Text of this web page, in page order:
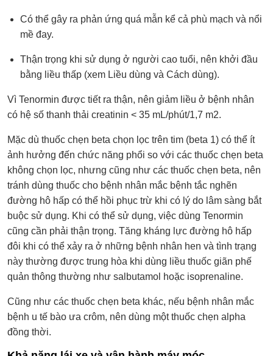
Có thể gây ra phản ứng quá mẫn kể cả phù mạch và nổi
mề đay.
Thận trọng khi sử dụng ở người cao tuổi, nên khởi đầu
bằng liều thấp (xem Liều dùng và Cách dùng).
Vì Tenormin được tiết ra thận, nên giảm liều ở bệnh nhân
có hệ số thanh thải creatinin < 35 mL/phút/1,7 m2.
Mặc dù thuốc chẹn beta chọn lọc trên tim (beta 1) có thể ít
ảnh hưởng đến chức năng phổi so với các thuốc chẹn beta
không chọn lọc, nhưng cũng như các thuốc chẹn beta, nên
tránh dùng thuốc cho bệnh nhân mắc bệnh tắc nghẽn
đường hô hấp có thể hồi phục trừ khi có lý do lâm sàng bắt
buộc sử dụng. Khi có thể sử dụng, việc dùng Tenormin
cũng cần phải thận trọng. Tăng kháng lực đường hô hấp
đôi khi có thể xảy ra ở những bệnh nhân hen và tình trạng
này thường được trung hòa khi dùng liều thuốc giãn phế
quản thông thường như salbutamol hoặc isoprenaline.
Cũng như các thuốc chẹn beta khác, nếu bệnh nhân mắc
bệnh u tế bào ưa crôm, nên dùng một thuốc chẹn alpha
đồng thời.